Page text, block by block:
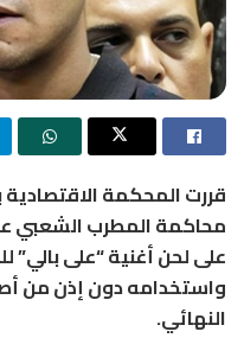
قررت المحكمة الاقتصادية
محاكمة المطرب الشعبي
على لحن أغنية “على بالي”
واستخدامه دون إذن من
النهائي.